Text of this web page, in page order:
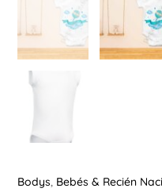
Bodys, Bebés & Recién